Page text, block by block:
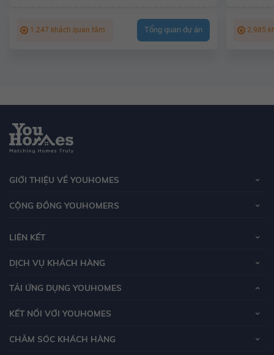
1.247 khách quan tâm Tổng quan dự án 2.985
GIỚI THIỆU VỀ YOUHOMES
CỘNG ĐỒNG YOUHOMERS
LIÊN KẾT
DỊCH VỤ KHÁCH HÀNG
TẢI ỨNG DỤNG YOUHOMES
KẾT NỐI VỚI YOUHOMES
CHĂM SÓC KHÁCH HÀNG